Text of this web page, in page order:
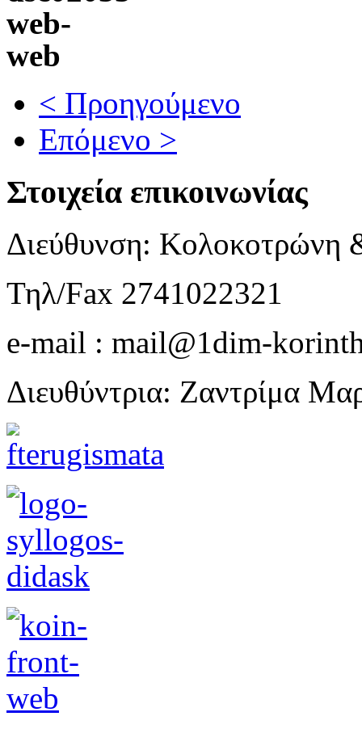
< Προηγούμενο
Επόμενο >
Στοιχεία επικοινωνίας
Διεύθυνση: Κολοκοτρώνη
Τηλ/Fax 2741022321
e-mail : mail@1dim-
Διευθύντρια: Ζαντρίμα